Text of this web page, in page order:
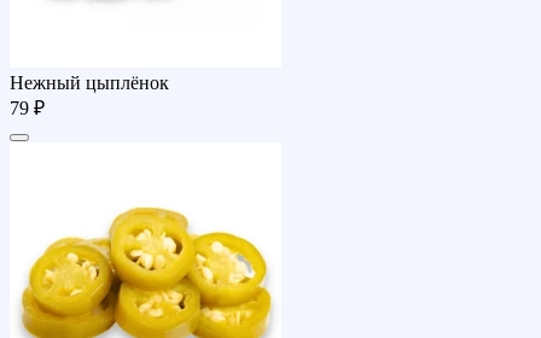
Нежный цыплёнок
79 ₽